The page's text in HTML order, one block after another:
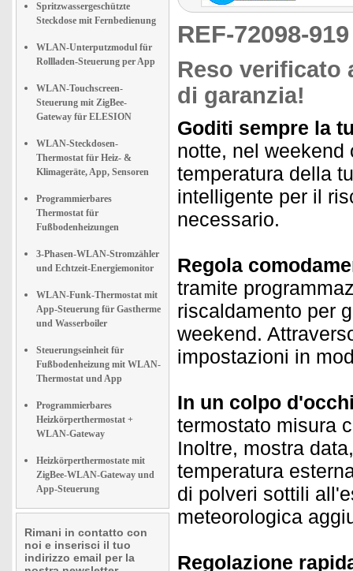
Spritzwassergeschützte
Steckdose mit Fernbedienung
WLAN-Unterputzmodul für
Rollladen-Steuerung per App
WLAN-Touchscreen-
Steuerung mit ZigBee-
Gateway für ELESION
WLAN-Steckdosen-
Thermostat für Heiz- &
Klimageräte, App, Sensoren
Programmierbares
Thermostat für
Fußbodenheizungen
3-Phasen-WLAN-Stromzähler
und Echtzeit-Energiemonitor
WLAN-Funk-Thermostat mit
App-Steuerung für Gastherme
und Wasserboiler
Steuerungseinheit für
Fußbodenheizung mit WLAN-
Thermostat und App
Programmierbares
Heizkörperthermostat +
WLAN-Gateway
Heizkörperthermostate mit
ZigBee-WLAN-Gateway und
App-Steuerung
Rimani in contatto con
noi e inserisci il tuo
indirizzo email per la
REF-72098-
Reso verificato
di garanzia!
Goditi sempre la
notte, nel
temperatura della
intelligente per il
necessario.
Regola
tramite
riscaldamento per
weekend.
impostazioni in
In un colpo
termostato misura
Inoltre, mostra
temperatura
di polveri sottili
meteorologica
Regolazione